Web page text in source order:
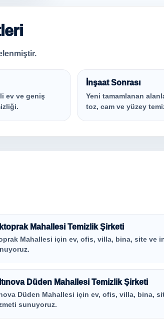
ev ve geniş
İnşaat Sonrası
Yeni tamamlanan
toz, cam ve yüzey
Mahallesi Temizlik Şirketi
Mahallesi için ev, ofis, villa, bina, site ve
Düden Mahallesi Temizlik Şirketi
Düden Mahallesi için ev, ofis, villa, bina,
sunuyoruz.